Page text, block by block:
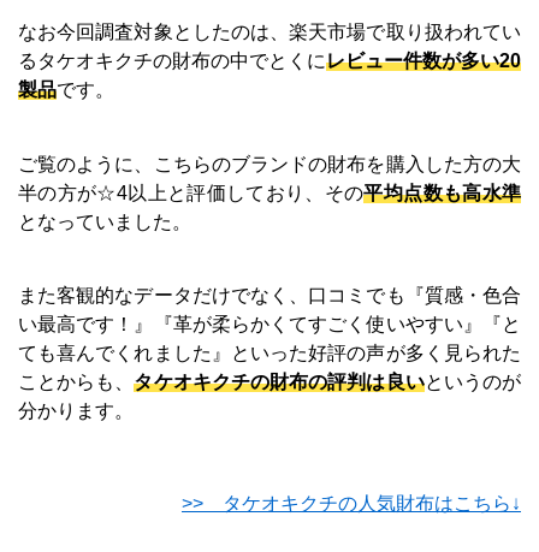
なお今回調査対象としたのは、楽天市場で取り扱われてい
るタケオキクチの財布の中でとくにレビュー件数が多い20
製品です。
ご覧のように、こちらのブランドの財布を購入した方の大
半の方が☆4以上と評価しており、その平均点数も高水準
となっていました。
また客観的なデータだけでなく、口コミでも
質感・色合
い最高です！
革が柔らかくてすごく使いやすい
と
ても喜んでくれました
といった好評の声が多く見られた
ことからも、タケオキクチの財布の評判は良いというのが
分かります。
>> タケオキクチの人気財布はこちら↓